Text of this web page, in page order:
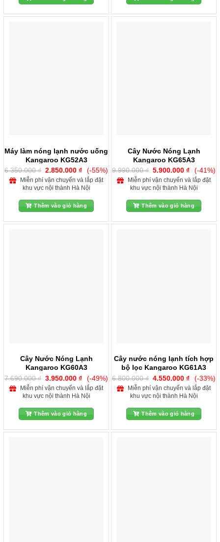
Máy làm nóng lạnh nước uống
Kangaroo KG52A3
6.350.000₫ Giá
gốc
là:
6.350.000 ₫.
2.850.000₫Giá
hiện
tại
là:
(-55%)
khu vực nội thành Hà Nội
Thêm vào giỏ hàng
Cây Nước Nóng Lạnh
Kangaroo KG65A3
9.990.000₫ Giá
gốc
là:
9.990.000 ₫.
5.900.000₫Giá
hiện
tại
là:
(-41%)
khu vực nội thành Hà Nội
Thêm vào giỏ hàng
Cây Nước Nóng Lạnh
Kangaroo KG60A3
7.690.000₫ Giá
gốc
là:
7.690.000 ₫.
3.950.000₫Giá
hiện
tại
là:
(-49%)
khu vực nội thành Hà Nội
Thêm vào giỏ hàng
Cây nước nóng lạnh tích hợp
bộ lọc Kangaroo KG61A3
6.800.000₫ Giá
gốc
là:
6.800.000 ₫.
4.550.000₫Giá
hiện
tại
là:
(-33%)
khu vực nội thành Hà Nội
Thêm vào giỏ hàng